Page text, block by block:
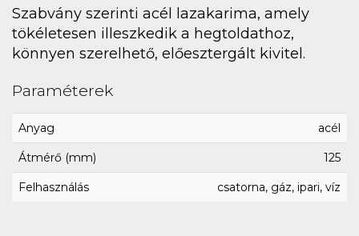
Szabvány szerinti acél lazakarima, amely
tökéletesen illeszkedik a hegtoldathoz,
könnyen szerelhető, előesztergált kivitel.
Paraméterek
Anyag acél
Átmérő (mm) 125
Felhasználás csatorna, gáz, ipari, víz